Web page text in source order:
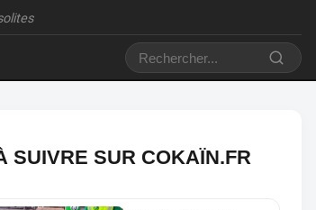
SUIVRE SUR COKAÏN.FR